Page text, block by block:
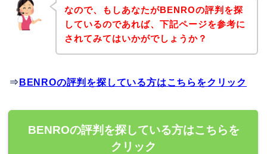
なので、もしあなたがBENROの評判を探
しているのであれば、下記ページを参考に
されてみてはいかがでしょうか？
⇒ BENROの評判を探している方はこちらをクリック
BENROの評判を探している方はこちらを
クリック